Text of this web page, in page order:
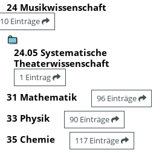
24 Musikwissenschaft
10 Einträge
24.05 Systematische
Theaterwissenschaft
1 Eintrag
31 Mathematik 96 Einträge
33 Physik 90 Einträge
35 Chemie 117 Einträge